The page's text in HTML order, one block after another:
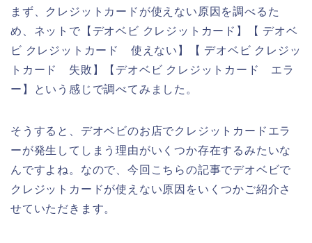
まず、クレジットカードが使えない原因を調べるた
め、ネットで【デオベビ クレジットカード】【 デオベ
ビ クレジットカード 使えない】【 デオベビ クレジッ
トカード 失敗】【デオベビ クレジットカード エラ
ー】という感じで調べてみました。
そうすると、デオベビのお店でクレジットカードエラ
ーが発生してしまう理由がいくつか存在するみたいな
んですよね。なので、今回こちらの記事でデオベビで
クレジットカードが使えない原因をいくつかご紹介さ
せていただきます。